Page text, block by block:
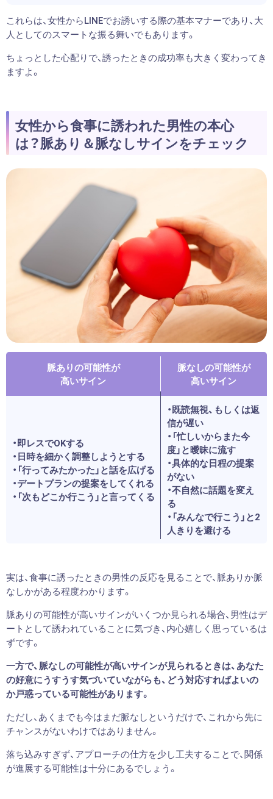
これらは、女性からLINEでお誘いする際の基本マナーであり、大
人としてのスマートな振る舞いでもあります。
ちょっとした心配りで、誘ったときの成功率も大きく変わってき
ますよ。
女性から食事に誘われた男性の本心
は？脈あり＆脈なしサインをチェック
脈ありの可能性が
高いサイン
脈なしの可能性が
高いサイン
・即レスでOKする
・日時を細かく調整しようとする
・「行ってみたかった」と話を広げる
・デートプランの提案をしてくれる
・「次もどこか行こう」と言ってくる
・既読無視、もしくは返
信が遅い
・「忙しいからまた今
度」と曖昧に流す
・具体的な日程の提案
がない
・不自然に話題を変え
る
・「みんなで行こう」と2
人きりを避ける
実は、食事に誘ったときの男性の反応を見ることで、脈ありか脈
なしかがある程度わかります。
脈ありの可能性が高いサインがいくつか見られる場合、男性はデ
ートとして誘われていることに気づき、内心嬉しく思っているは
ずです。
一方で、脈なしの可能性が高いサインが見られるときは、あなた
の好意にうすうす気づいていながらも、どう対応すればよいの
か戸惑っている可能性があります。
ただし、あくまでも今はまだ脈なしというだけで、これから先に
チャンスがないわけではありません。
落ち込みすぎず、アプローチの仕方を少し工夫することで、関係
が進展する可能性は十分にあるでしょう。